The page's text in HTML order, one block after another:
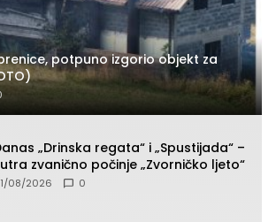
potpuno izgorio objekt za
„Drinska regata“ i „Spustijada“ –
zvanično počinje „Zvorničko ljeto“
08/2026 0